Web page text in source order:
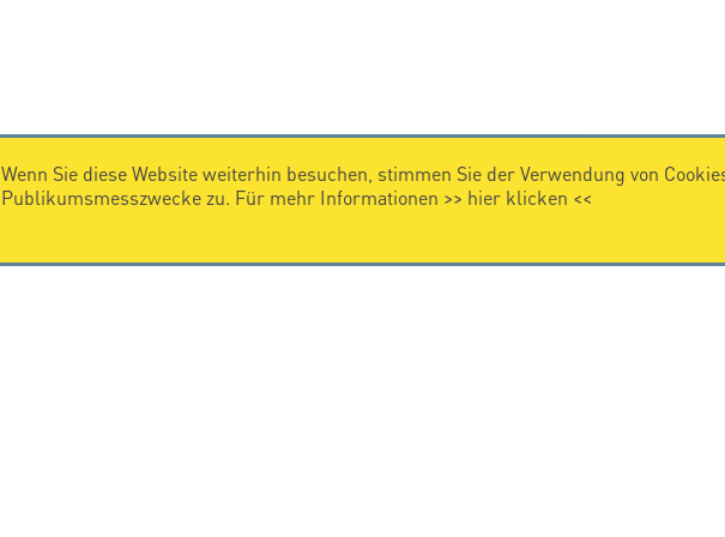
Wenn Sie diese Website weiterhin besuchen, stimmen Sie der Verwendung von
Publikumsmesszwecke zu. Für mehr Informationen >> hier klicken <<